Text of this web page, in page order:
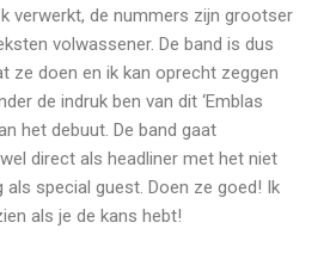
verwerkt, de nummers zijn grootser
volwassener. De band is dus
ze doen en ik kan oprecht zeggen
de indruk ben van dit ‘Emblas
het debuut. De band gaat
direct als headliner met het niet
als special guest. Doen ze goed! Ik
als je de kans hebt!